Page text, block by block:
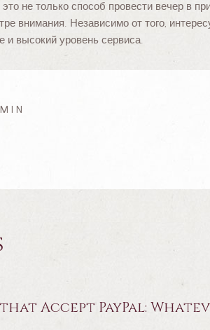
не только способ провести вечер в
внимания. Независимо от того,
и высокий уровень сервиса.
Accept PayPal: